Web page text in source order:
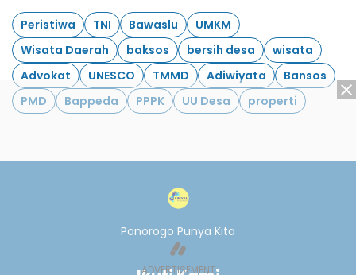
Peristiwa TNI Bawaslu
UMKM
Wisata Daerah
baksos bersih desa
wisata
Advokat
UNESCO TMMD Adiwiyata
Bansos
PMD
Bappeda PPPK UU Desa properti
Ponorogo Punya Kita